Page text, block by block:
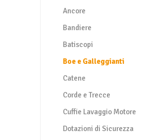
Ancore
Bandiere
Batiscopi
Boe e Galleggianti
Catene
Corde e Trecce
Cuffie Lavaggio Motore
Dotazioni di Sicurezza